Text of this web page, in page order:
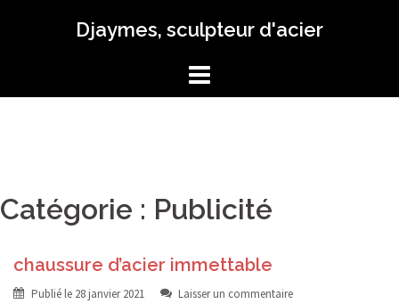
Djaymes, sculpteur d'acier
Catégorie : Publicité
chaussure d’acier immettable
Publié le 28 janvier 2021
Laisser un commentaire